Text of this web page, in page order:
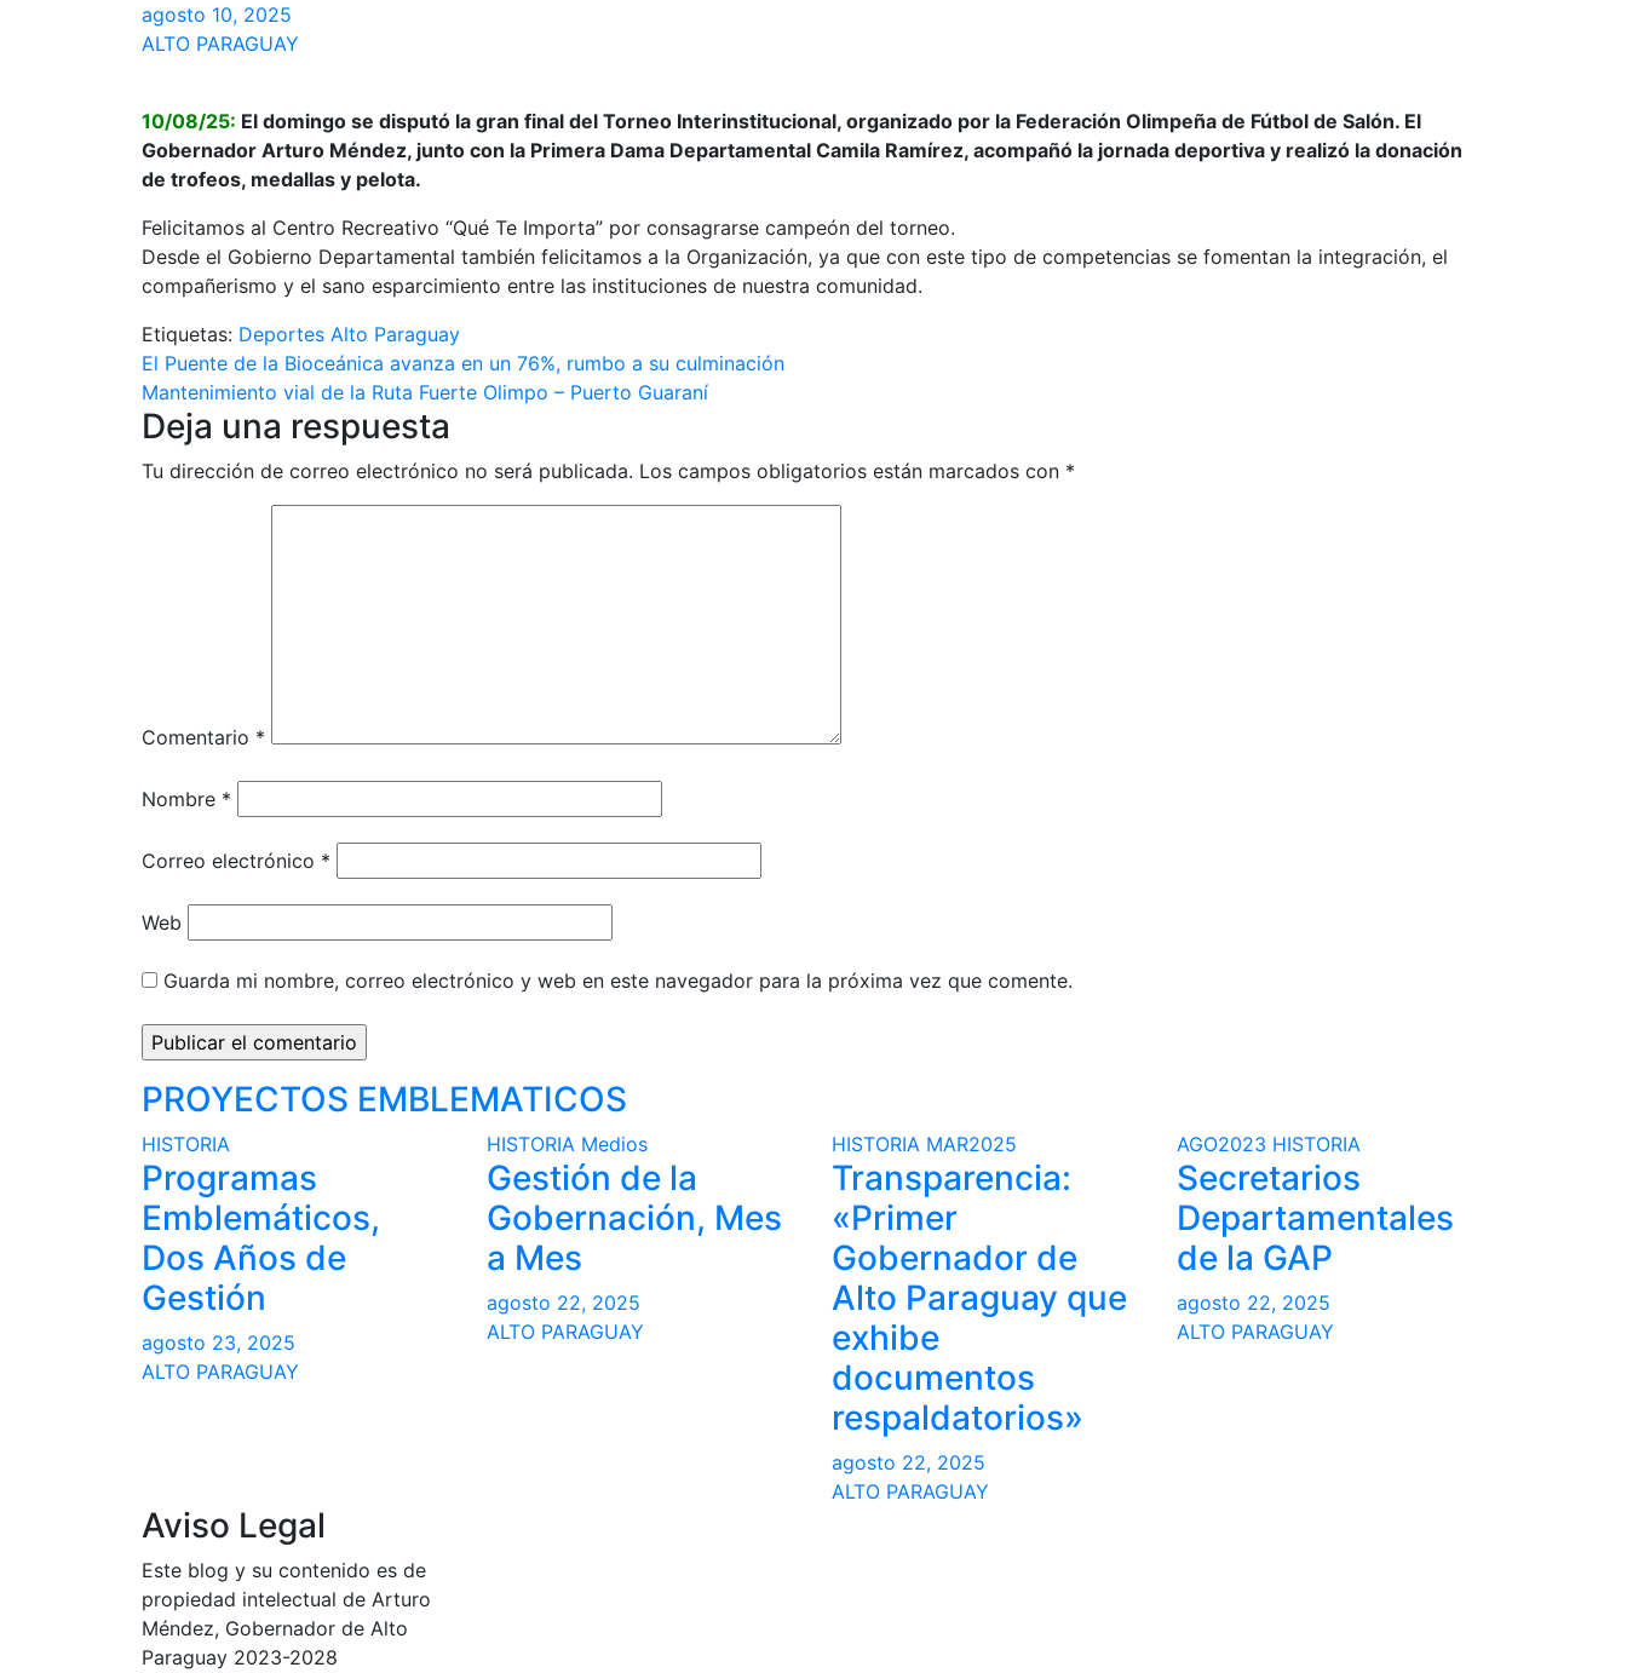
agosto 10, 2025
ALTO PARAGUAY
10/08/25: El domingo se disputó la gran final del Torneo Interinstitucional, organizado por la Federación Olimpeña de Fútbol de Salón. El
Gobernador Arturo Méndez, junto con la Primera Dama Departamental Camila Ramírez, acompañó la jornada deportiva y realizó la donación
de trofeos, medallas y pelota.
Felicitamos al Centro Recreativo “Qué Te Importa” por consagrarse campeón del torneo.
Desde el Gobierno Departamental también felicitamos a la Organización, ya que con este tipo de competencias se fomentan la integración, el
compañerismo y el sano esparcimiento entre las instituciones de nuestra comunidad.
Etiquetas: Deportes Alto Paraguay
Navegación
de
entradas
El Puente de la Bioceánica avanza en un 76%, rumbo a su culminación
Mantenimiento vial de la Ruta Fuerte Olimpo – Puerto Guaraní
Deja una respuesta
Tu dirección de correo electrónico no será publicada. Los campos obligatorios están marcados con *
Comentario *
Nombre *
Correo electrónico *
Web
Guarda mi nombre, correo electrónico y web en este navegador para la próxima vez que comente.
PROYECTOS EMBLEMATICOS
HISTORIA
Programas
Emblemáticos,
Dos Años de
Gestión
agosto 23, 2025
ALTO PARAGUAY
HISTORIA Medios
Gestión de la
Gobernación, Mes
a Mes
agosto 22, 2025
ALTO PARAGUAY
HISTORIA MAR2025
Transparencia:
«Primer
Gobernador de
Alto Paraguay que
exhibe
documentos
respaldatorios»
agosto 22, 2025
ALTO PARAGUAY
AGO2023 HISTORIA
Secretarios
Departamentales
de la GAP
agosto 22, 2025
ALTO PARAGUAY
Aviso Legal
Este blog y su contenido es de
propiedad intelectual de Arturo
Méndez, Gobernador de Alto
Paraguay 2023-2028